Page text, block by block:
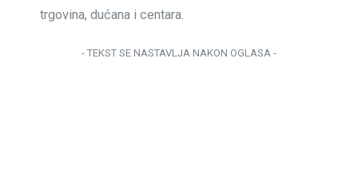
trgovina, dućana i centara.
- TEKST SE NASTAVLJA NAKON OGLASA -